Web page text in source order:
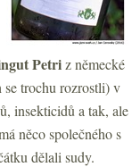
Petriz německé
trochu rozrostli) v
insekticidů a tak, ale
něco společného s
dělali sudy.